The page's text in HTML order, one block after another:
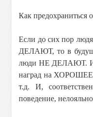
Как предохраниться
Если до сих пор
ДЕЛАЮТ, то в
люди НЕ ДЕЛАЮТ.
наград на
т.д. И,
поведение,